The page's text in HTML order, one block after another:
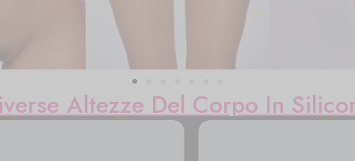
Altezze Del Corpo In